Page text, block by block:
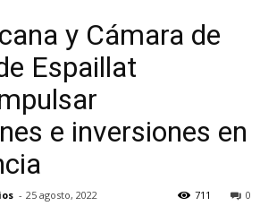
y Cámara de
Espaillat
e inversiones en
- 25 agosto, 2022 0
711